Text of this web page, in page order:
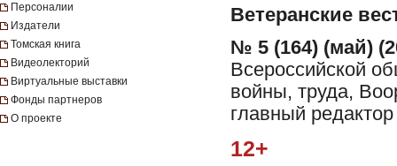
Персоналии
Издатели
Томская книга
Видеолекторий
Виртуальные выставки
Фонды партнеров
О проекте
Ветеранские
№ 5 (164) (май)
Всероссийской
войны, труда,
главный
12+